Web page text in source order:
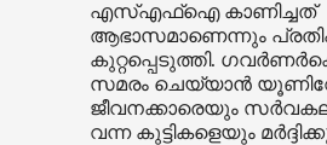
എസ്എഫ്‌ഐ കാണിച്ചത്
ആഭാസമാണെന്നും
കുറ്റപ്പെടുത്തി.
സമരം ചെയ്യാന്‍
ജീവനക്കാരെയും
വന്ന കുട്ടികളെയും